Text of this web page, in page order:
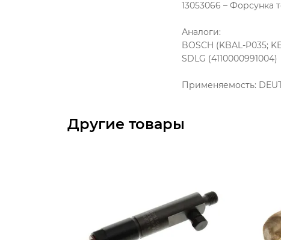
13053066 – Форсунка
Аналоги:
BOSCH (KBAL-P035;
SDLG (4110000991004)
Применяемость:
Другие товары